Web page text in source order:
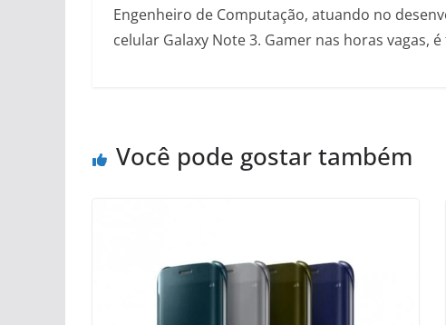
Engenheiro de Computação, atuando no
celular Galaxy Note 3. Gamer nas horas vagas,
Você pode gostar também